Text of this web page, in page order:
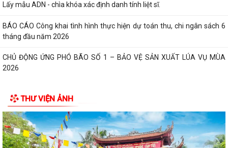
Lấy mẫu ADN - chìa khóa xác định danh tính liệt sĩ.
BÁO CÁO Công khai tình hình thực hiện dự toán thu, chi ngân sách 6
tháng đầu năm 2026
CHỦ ĐỘNG ỨNG PHÓ BÃO SỐ 1 – BẢO VỆ SẢN XUẤT LÚA VỤ MÙA
2026
XÚC CỬ TRI CHUẨN BỊ KỲ HỌP THƯỜNG LỆ...
Công điện phòng chống bão số 1 (Bão MAYSAK) và mưa lũ sau bão
THÔNG BÁO Lịch tiếp công dân định kỳ của Chủ tịch Ủy ban nhân dân
THƯ VIỆN ẢNH